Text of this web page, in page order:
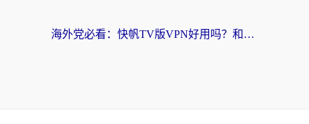
海外党必看：快帆TV版VPN好用吗？和hi龟龟VPN对比哪个回国效果更好？附免费加速器选择指南